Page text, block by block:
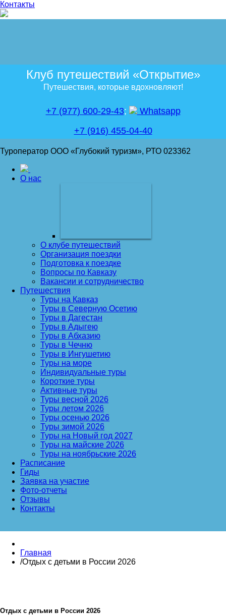
Контакты
Клуб путешествий «Открытие»
Путешествия, которые вдохновляют!
+7 (977) 600-29-43;
Whatsapp
+7 (916) 455-04-40
Туроператор ООО «Глубокий туризм», РТО 023362
О нас
О клубе путешествий
Организация поездки
Подготовка к поездке
Вопросы по Кавказу
Вакансии и сотрудничество
Путешествия
Туры на Кавказ
Туры в Северную Осетию
Туры в Дагестан
Туры в Адыгею
Туры в Абхазию
Туры в Чечню
Туры в Ингушетию
Туры на море
Индивидуальные туры
Короткие туры
Активные туры
Туры весной 2026
Туры летом 2026
Туры осенью 2026
Туры зимой 2026
Туры на Новый год 2027
Туры на майские 2026
Туры на ноябрьские 2026
Расписание
Гиды
Заявка на участие
Фото-отчеты
Отзывы
Контакты
Главная
/Отдых с детьми в России 2026
Отдых с детьми в России 2026